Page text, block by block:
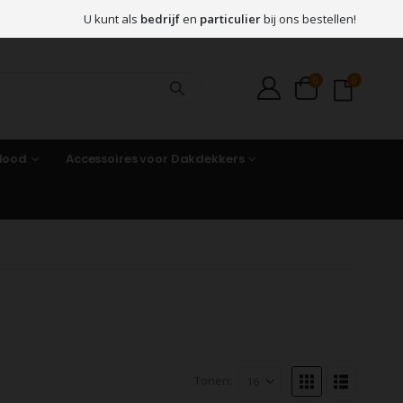
U kunt als bedrijfen particulierbij ons bestellen!
0 0
Accessoires voor Dakdekkers